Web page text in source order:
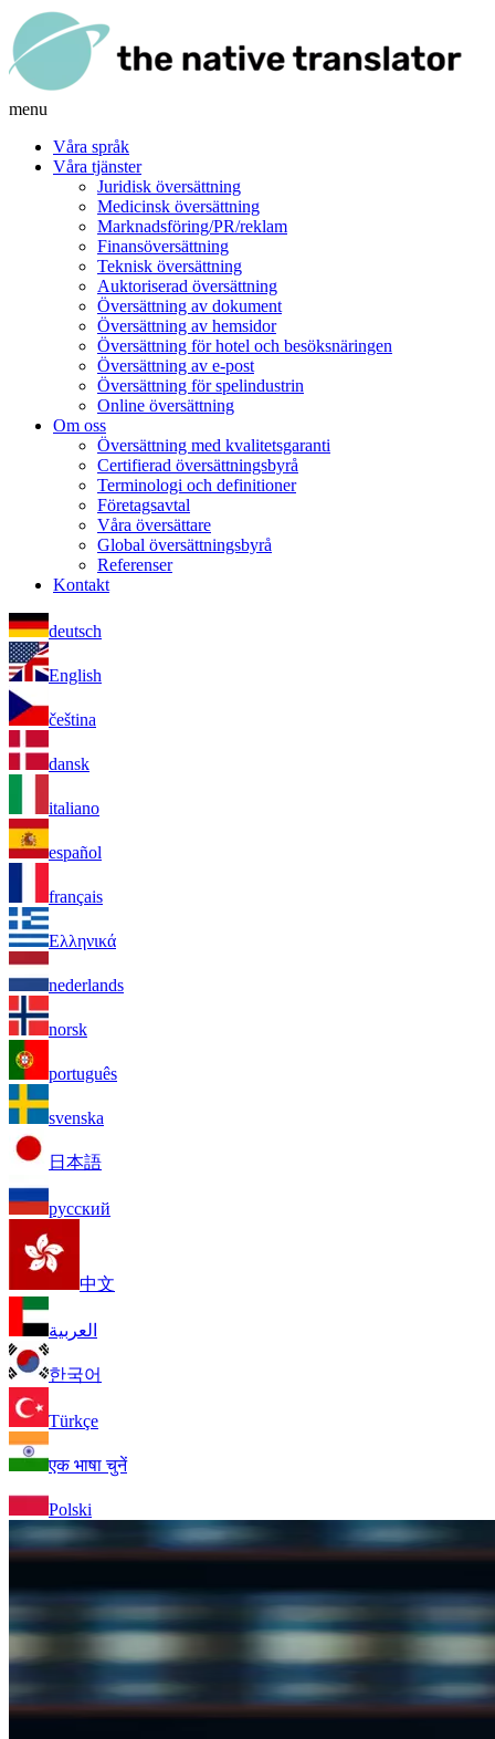
menu
Våra språk
Våra tjänster
Juridisk översättning
Medicinsk översättning
Marknadsföring/PR/reklam
Finansöversättning
Teknisk översättning
Auktoriserad översättning
Översättning av dokument
Översättning av hemsidor
Översättning för hotel och besöksnäringen
Översättning av e-post
Översättning för spelindustrin
Online översättning
Om oss
Översättning med kvalitetsgaranti
Certifierad översättningsbyrå
Terminologi och definitioner
Företagsavtal
Våra översättare
Global översättningsbyrå
Referenser
Kontakt
deutsch
English
čeština
dansk
italiano
español
français
Ελληνικά
nederlands
norsk
português
svenska
日本語
русский
中文
العربية
한국어
Türkçe
एक भाषा चुनें
Polski